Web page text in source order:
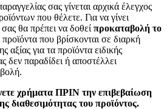
σας γίνεται αρχικά έλεγχος
που θέλετε. Για να γίνει
θα πρέπει να δοθεί προκαταβολή το
προϊόντα που βρίσκονται σε διαρκή
αξίας για τα προϊόντα ειδικής
δεν παραδίδει ή αποστέλλει
χρήματα ΠΡΙΝ την επιβεβαίωση
διαθεσιμότητας του προϊόντος.